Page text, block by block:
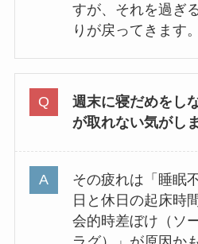
すが、それを過ぎ
りが戻ってきます。
週末に寝だめをし
が取れない気がしま
その疲れは「睡眠
日と休日の起床時
会的時差ぼけ（ソ